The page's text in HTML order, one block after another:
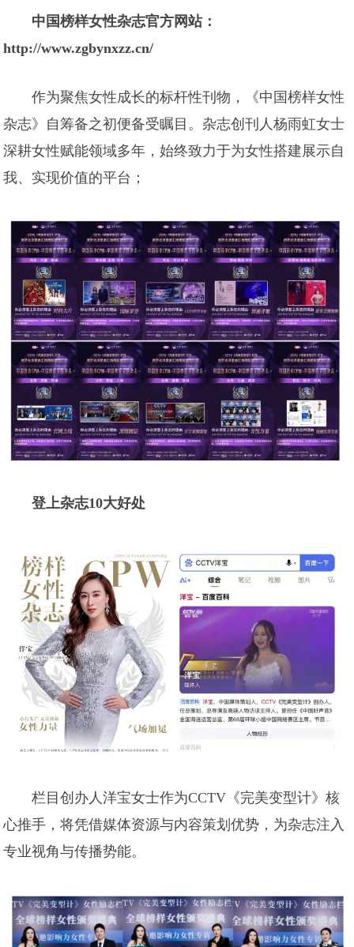
中国榜样女性杂志官方网站：
http://www.zgbynxzz.cn/
作为聚焦女性成长的标杆性刊物，《中国榜样女性
杂志》自筹备之初便备受瞩目。杂志创刊人杨雨虹女士
深耕女性赋能领域多年，始终致力于为女性搭建展示自
我、实现价值的平台；
登上杂志10大好处
栏目创办人洋宝女士作为CCTV《完美变型计》核
心推手，将凭借媒体资源与内容策划优势，为杂志注入
专业视角与传播势能。